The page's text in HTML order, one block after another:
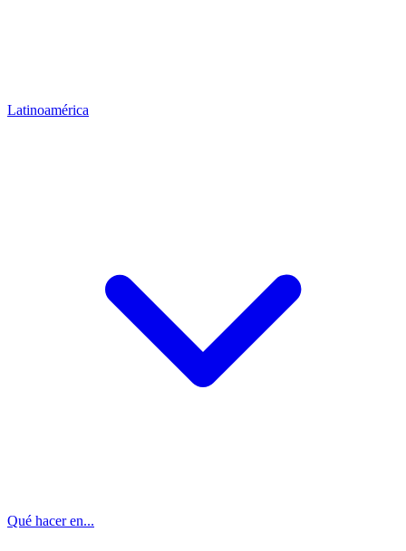
Latinoamérica
Qué hacer en...